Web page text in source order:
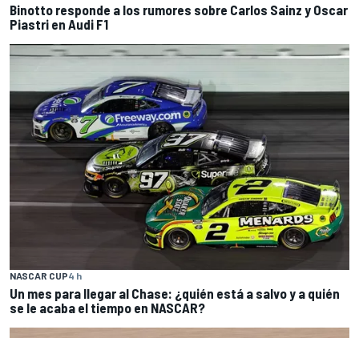
Binotto responde a los rumores sobre Carlos Sainz y Oscar
Piastri en Audi F1
NASCAR CUP4 h
Un mes para llegar al Chase: ¿quién está a salvo y a quién
se le acaba el tiempo en NASCAR?